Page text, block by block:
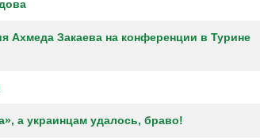
Ахмеда Закаева на конференции в Турине
а украинцам удалось, браво!